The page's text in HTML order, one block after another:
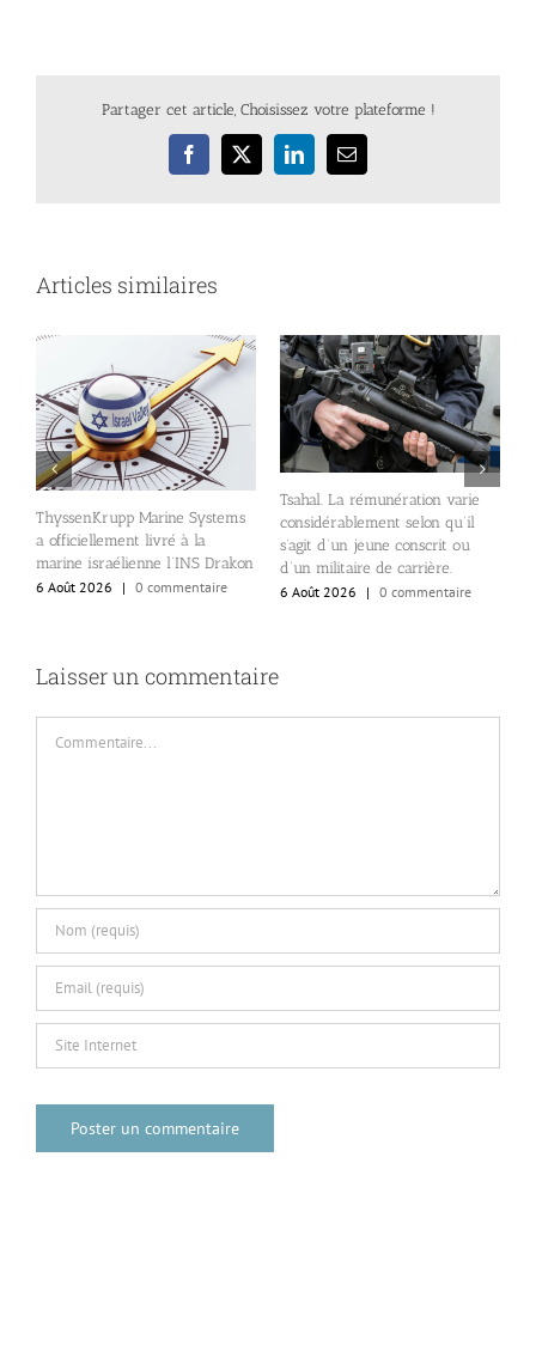
Partager cet article, Choisissez votre plateforme !
Facebook
X LinkedInEmail
Articles similaires
ThyssenKrupp Marine Systems
a officiellement livré à la
marine israélienne l’INS Drakon
6 Août 2026
| 0 commentaire
Tsahal. La rémunération varie
considérablement selon qu’il
s’agit d’un jeune conscrit ou
d’un militaire de carrière.
6 Août 2026
| 0 commentaire
Laisser un commentaire